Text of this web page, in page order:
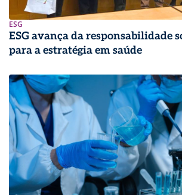
ESG
ESG avança da responsabilidade
para a estratégia em saúde